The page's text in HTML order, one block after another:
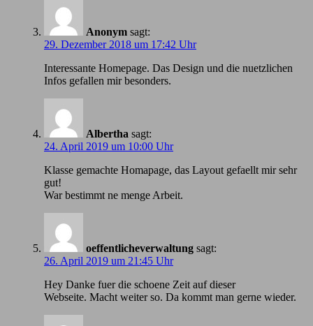
Anonym sagt:
29. Dezember 2018 um 17:42 Uhr
Іnteressante Homepage. Das Design und die nuetzlichen
Infos gefallen mir besonders.
Albertha sagt:
24. April 2019 um 10:00 Uhr
Klasse gemachte Homapage, das Layout gefaellt mir sehr
gut!
War bestimmt ne menge Arbeit.
oeffentlicheverwaltung sagt:
26. April 2019 um 21:45 Uhr
Hey Danke fuer die schoene Zeit auf dieser
Webseite. Macht weiter so. Da kommt man gerne wieder.